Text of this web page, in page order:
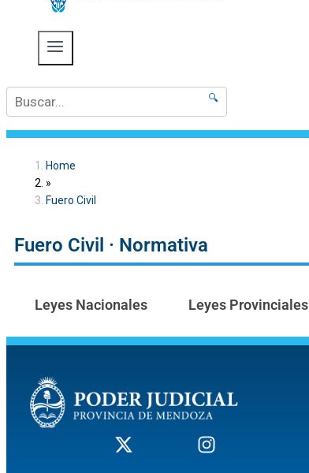
🔍
Home
»
Fuero Civil
Fuero Civil · Normativa
Leyes Nacionales Leyes Provinciales